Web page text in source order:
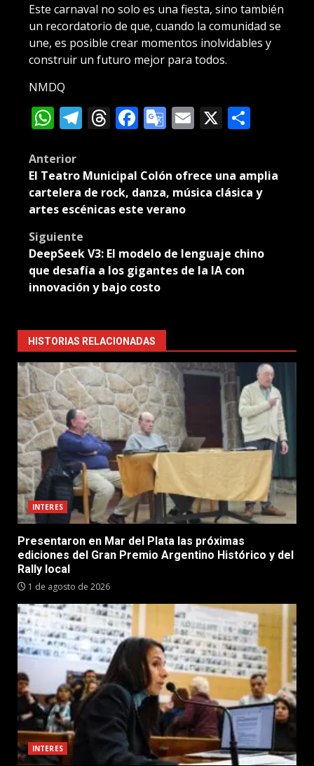
Este carnaval no solo es una fiesta, sino también
un recordatorio de que, cuando la comunidad se
une, es posible crear momentos inolvidables y
construir un futuro mejor para todos.
NMDQ
WhatsApp
Telegram
Threads
Facebook
Google
Translate
Email
X
Post
navigation
Anterior
El Teatro Municipal Colón ofrece una amplia
cartelera de rock, danza, música clásica y
artes escénicas este verano
Siguiente
DeepSeek V3: El modelo de lenguaje chino
que desafía a los gigantes de la IA con
innovación y bajo costo
HISTORIAS RELACIONADAS
INTERES
Presentaron en Mar del Plata las próximas
ediciones del Gran Premio Argentino Histórico y del
Rally local
1 de agosto de 2026
INTERES